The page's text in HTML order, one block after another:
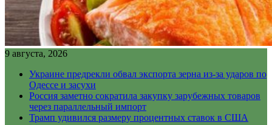
9 августа, 2026
Украине предрекли обвал экспорта зерна из-за ударов по
Одессе и засухи
Россия заметно сократила закупку зарубежных товаров
через параллельный импорт
Трамп удивился размеру процентных ставок в США